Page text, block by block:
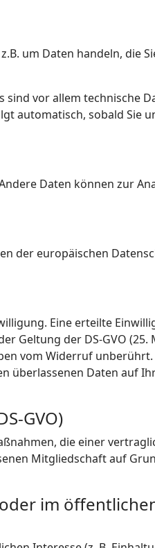
um Daten handeln, die
vor allem technische
automatisch, sobald Sie
Daten können zur
der europäischen
Eine erteilte
Geltung der DS-GVO (25.
vom Widerruf unberührt.
überlassenen Daten auf
GVO)
die einer
Mitgliedschaft auf
im